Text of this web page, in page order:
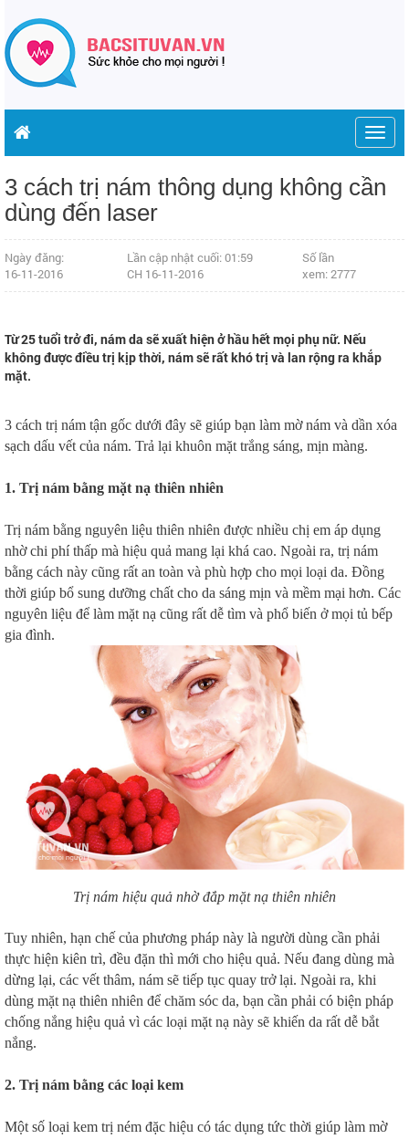
3 cách trị nám thông dụng không cần
dùng đến laser
Ngày đăng:
16-11-2016
Lần cập nhật cuối: 01:59
CH 16-11-2016
Số lần
xem: 2777
Từ 25 tuổi trở đi, nám da sẽ xuất hiện ở hầu hết mọi phụ nữ. Nếu
không được điều trị kịp thời, nám sẽ rất khó trị và lan rộng ra khắp
mặt.
3 cách trị nám tận gốc dưới đây sẽ giúp bạn làm mờ nám và dần xóa
sạch dấu vết của nám. Trả lại khuôn mặt trắng sáng, mịn màng.
1. Trị nám bằng mặt nạ thiên nhiên
Trị nám bằng nguyên liệu thiên nhiên được nhiều chị em áp dụng
nhờ chi phí thấp mà hiệu quả mang lại khá cao. Ngoài ra, trị nám
bằng cách này cũng rất an toàn và phù hợp cho mọi loại da. Đồng
thời giúp bổ sung dưỡng chất cho da sáng mịn và mềm mại hơn. Các
nguyên liệu để làm mặt nạ cũng rất dễ tìm và phổ biến ở mọi tủ bếp
gia đình.
Trị nám hiệu quả nhờ đắp mặt nạ thiên nhiên
Tuy nhiên, hạn chế của phương pháp này là người dùng cần phải
thực hiện kiên trì, đều đặn thì mới cho hiệu quả. Nếu đang dùng mà
dừng lại, các vết thâm, nám sẽ tiếp tục quay trở lại. Ngoài ra, khi
dùng mặt nạ thiên nhiên để chăm sóc da, bạn cần phải có biện pháp
chống nắng hiệu quả vì các loại mặt nạ này sẽ khiến da rất dễ bắt
nắng.
2. Trị nám bằng các loại kem
Một số loại kem trị ném đặc hiệu có tác dụng tức thời giúp làm mờ